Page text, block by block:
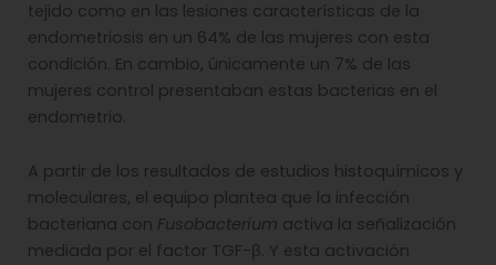
tejido como en las lesiones características de la
endometriosis en un 64% de las mujeres con esta
condición. En cambio, únicamente un 7% de las
mujeres control presentaban estas bacterias en el
endometrio.
A partir de los resultados de estudios histoquímicos y
moleculares, el equipo plantea que la infección
bacteriana con Fusobacterium activa la señalización
mediada por el factor TGF-β. Y esta activación